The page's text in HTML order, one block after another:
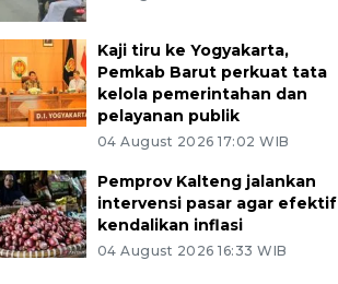
Kaji tiru ke Yogyakarta,
Pemkab Barut perkuat tata
kelola pemerintahan dan
pelayanan publik
04 August 2026 17:02 WIB
Pemprov Kalteng jalankan
intervensi pasar agar efektif
kendalikan inflasi
04 August 2026 16:33 WIB